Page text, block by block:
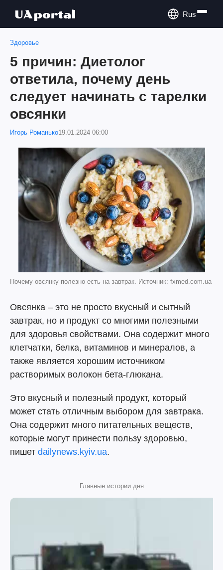
Rus
Здоровье
5 причин: Диетолог
ответила, почему день
следует начинать с тарелки
овсянки
Игорь Романько19.01.2024 06:00
Почему овсянку полезно есть на завтрак. Источник: fxmed.com.ua
Овсянка – это не просто вкусный и сытный
завтрак, но и продукт со многими полезными
для здоровья свойствами. Она содержит много
клетчатки, белка, витаминов и минералов, а
также является хорошим источником
растворимых волокон бета-глюкана.
Это вкусный и полезный продукт, который
может стать отличным выбором для завтрака.
Она содержит много питательных веществ,
которые могут принести пользу здоровью,
пишет dailynews.kyiv.ua.
Главные истории дня